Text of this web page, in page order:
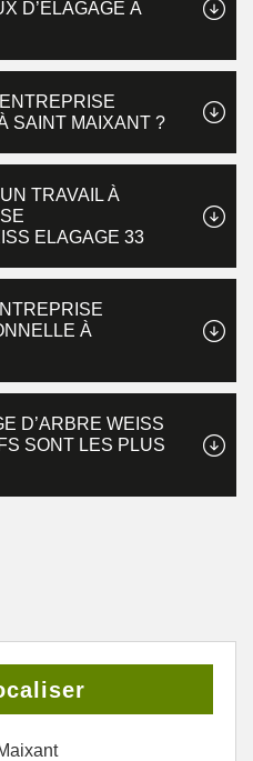
D’ÉLAGAGE À
SAINT MAIXANT ?
TRAVAIL À
ELAGAGE 33
À
D’ARBRE WEISS
SONT LES PLUS